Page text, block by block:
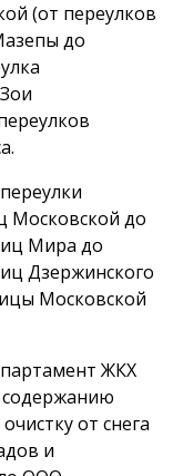
(от переулков
до
Московской до
Мира до
Дзержинского
Московской
ЖКХ
от снега
и